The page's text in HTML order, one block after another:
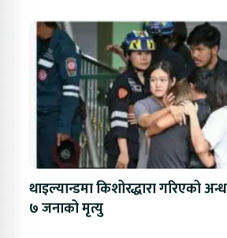
थाइल्यान्डमा किशोरद्धारा गरिएको
७ जनाको मृत्यु